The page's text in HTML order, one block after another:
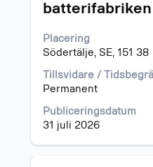
batterifabriken
Placering
Södertälje, SE, 151 38
Tillsvidare /
Permanent
Publiceringsdatum
31 juli 2026
blankstegstangenten
att
visa
allt
innehåll
jobbeskrivningen.